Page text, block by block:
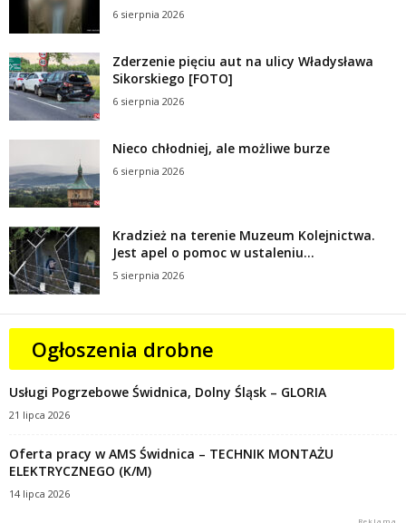
6 sierpnia 2026
Zderzenie pięciu aut na ulicy Władysława
Sikorskiego [FOTO]
6 sierpnia 2026
Nieco chłodniej, ale możliwe burze
6 sierpnia 2026
Kradzież na terenie Muzeum Kolejnictwa.
Jest apel o pomoc w ustaleniu...
5 sierpnia 2026
Ogłoszenia drobne
Usługi Pogrzebowe Świdnica, Dolny Śląsk – GLORIA
21 lipca 2026
Oferta pracy w AMS Świdnica – TECHNIK MONTAŻU
ELEKTRYCZNEGO (K/M)
14 lipca 2026